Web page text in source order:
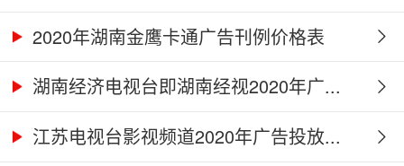
2020年湖南金鹰卡通广告刊例价格表
湖南经济电视台即湖南经视2020年广...
江苏电视台影视频道2020年广告投放...